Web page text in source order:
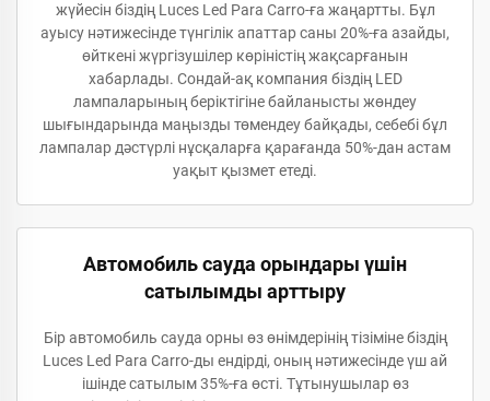
жүйесін біздің Luces Led Para Carro-ға жаңартты. Бұл
ауысу нәтижесінде түнгілік апаттар саны 20%-ға азайды,
өйткені жүргізушілер көріністің жақсарғанын
хабарлады. Сондай-ақ компания біздің LED
лампаларының беріктігіне байланысты жөндеу
шығындарында маңызды төмендеу байқады, себебі бұл
лампалар дәстүрлі нұсқаларға қарағанда 50%-дан астам
уақыт қызмет етеді.
Автомобиль сауда орындары үшін
сатылымды арттыру
Бір автомобиль сауда орны өз өнімдерінің тізіміне біздің
Luces Led Para Carro-ды ендірді, оның нәтижесінде үш ай
ішінде сатылым 35%-ға өсті. Тұтынушылар өз